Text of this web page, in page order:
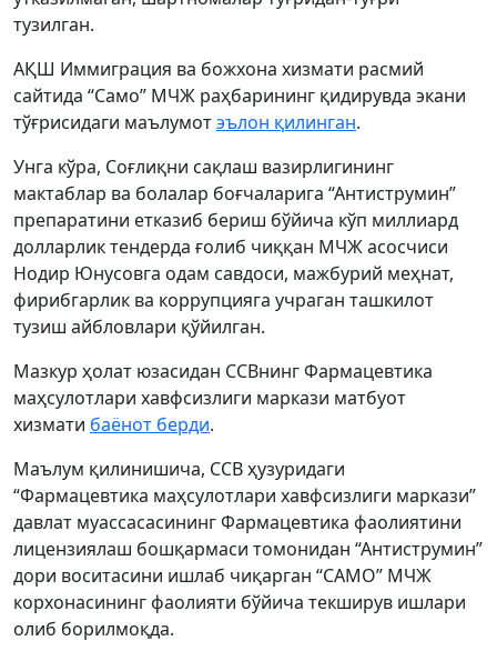
тузилган.
АҚШ Иммиграция ва божхона хизмати расмий
сайтида “Само” МЧЖ раҳбарининг қидирувда экани
тўғрисидаги маълумотэълон қилинган.
Унга кўра, Соғлиқни сақлаш вазирлигининг
мактаблар ва болалар боғчаларига “Антиструмин”
препаратини етказиб бериш бўйича кўп миллиард
долларлик тендерда ғолиб чиққан МЧЖ асосчиси
Нодир Юнусовга одам савдоси, мажбурий меҳнат,
фирибгарлик ва коррупцияга учраган ташкилот
тузиш айбловлари қўйилган.
Мазкур ҳолат юзасидан ССВнинг Фармацевтика
маҳсулотлари хавфсизлиги маркази матбуот
хизмати баёнот берди.
Маълум қилинишича, ССВ ҳузуридаги
“Фармацевтика маҳсулотлари хавфсизлиги маркази”
давлат муассасасининг Фармацевтика фаолиятини
лицензиялаш бошқармаси томонидан “Антиструмин”
дори воситасини ишлаб чиқарган “САМО” МЧЖ
корхонасининг фаолияти бўйича текширув ишлари
олиб борилмоқда.